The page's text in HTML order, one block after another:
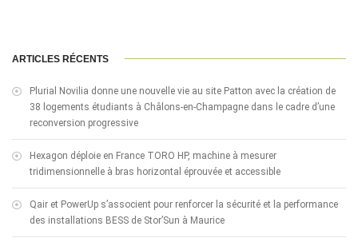
ARTICLES RÉCENTS
Plurial Novilia donne une nouvelle vie au site Patton avec la création de
38 logements étudiants à Châlons-en-Champagne dans le cadre d’une
reconversion progressive
Hexagon déploie en France TORO HP, machine à mesurer
tridimensionnelle à bras horizontal éprouvée et accessible
Qair et PowerUp s’associent pour renforcer la sécurité et la performance
des installations BESS de Stor’Sun à Maurice